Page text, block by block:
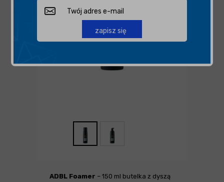
ADBL Foamer – 150 ml butelka z dyszą
zapisz się